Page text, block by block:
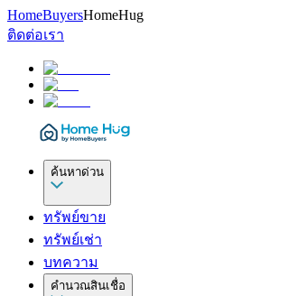
HomeBuyersHomeHug
ติดต่อเรา
ค้นหาด่วน
ทรัพย์ขาย
ทรัพย์เช่า
บทความ
คำนวณสินเชื่อ